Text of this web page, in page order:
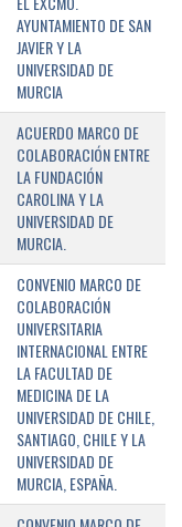
AYUNTAMIENTO DE SAN
JAVIER Y LA
UNIVERSIDAD DE
MURCIA
ACUERDO MARCO DE
COLABORACIÓN ENTRE
LA FUNDACIÓN
CAROLINA Y LA
UNIVERSIDAD DE
MURCIA.
CONVENIO MARCO DE
COLABORACIÓN
UNIVERSITARIA
INTERNACIONAL ENTRE
LA FACULTAD DE
MEDICINA DE LA
UNIVERSIDAD DE CHILE,
SANTIAGO, CHILE Y LA
UNIVERSIDAD DE
MURCIA, ESPAÑA.